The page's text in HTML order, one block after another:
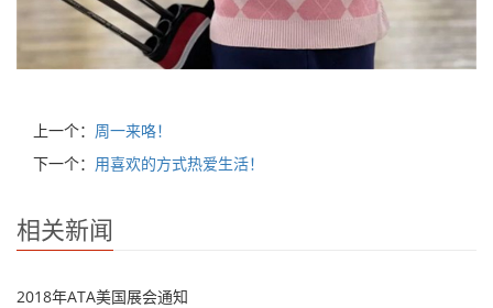
上一个： 周一来咯！
下一个： 用喜欢的方式热爱生活！
相关新闻
2018年ATA美国展会通知